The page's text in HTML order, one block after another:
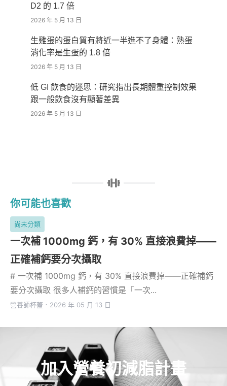
D2 的 1.7 倍
2026 年 5 月 13 日
生雞蛋的蛋白質有將近一半進不了身體：熟蛋
消化率是生蛋的 1.8 倍
2026 年 5 月 13 日
低 GI 飲食的迷思：研究指出長期體重控制效果
跟一般飲食沒有顯著差異
2026 年 5 月 13 日
你可能也喜歡
尚未分類
一次補 1000mg 鈣，有 30% 直接浪費掉——
正確補鈣要分次攝取
# 一次補 1000mg 鈣，有 30% 直接浪費掉——正確補鈣
要分次攝取 很多人補鈣的習慣是「一次...
營養師杯蓋 ． 2026 年 05 月 13 日
加入營養初減脂計畫